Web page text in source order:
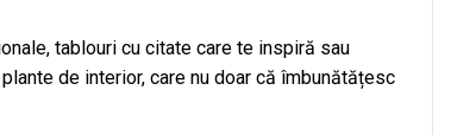
tablouri cu citate care te inspiră sau
de interior, care nu doar că îmbunătățesc